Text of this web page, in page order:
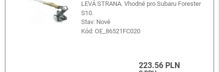
LEVÁ STRANA. Vhodné pro Subaru Forester
S10.
Stav: Nové
Kód:OE_86521FC020
223.56 PLN